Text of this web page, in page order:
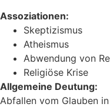
Assoziationen:
Skeptizismus
Atheismus
Abwendung von
Religiöse Krise
Allgemeine Deutung:
Abfallen vom Glauben